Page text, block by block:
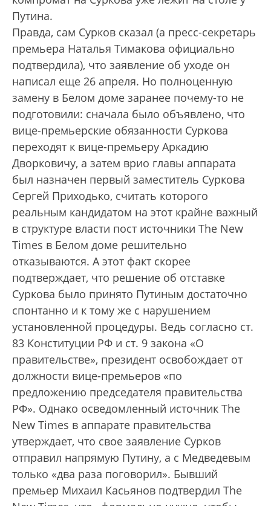
Путина.
Правда, сам Сурков сказал (а пресс-секретарь
премьера Наталья Тимакова официально
подтвердила), что заявление об уходе он
написал еще 26 апреля. Но полноценную
замену в Белом доме заранее почему-то не
подготовили: сначала было объявлено, что
вице-премьерские обязанности Суркова
переходят к вице-премьеру Аркадию
Дворковичу, а затем врио главы аппарата
был назначен первый заместитель Суркова
Сергей Приходько, считать которого
реальным кандидатом на этот крайне важный
в структуре власти пост источники The New
Times в Белом доме решительно
отказываются. А этот факт скорее
подтверждает, что решение об отставке
Суркова было принято Путиным достаточно
спонтанно и к тому же с нарушением
установленной процедуры. Ведь согласно ст.
83 Конституции РФ и ст. 9 закона «О
правительстве», президент освобождает от
должности вице-премьеров «по
предложению председателя правительства
РФ». Однако осведомленный источник The
New Times в аппарате правительства
утверждает, что свое заявление Сурков
отправил напрямую Путину, а с Медведевым
только «два раза поговорил». Бывший
премьер Михаил Касьянов подтвердил The